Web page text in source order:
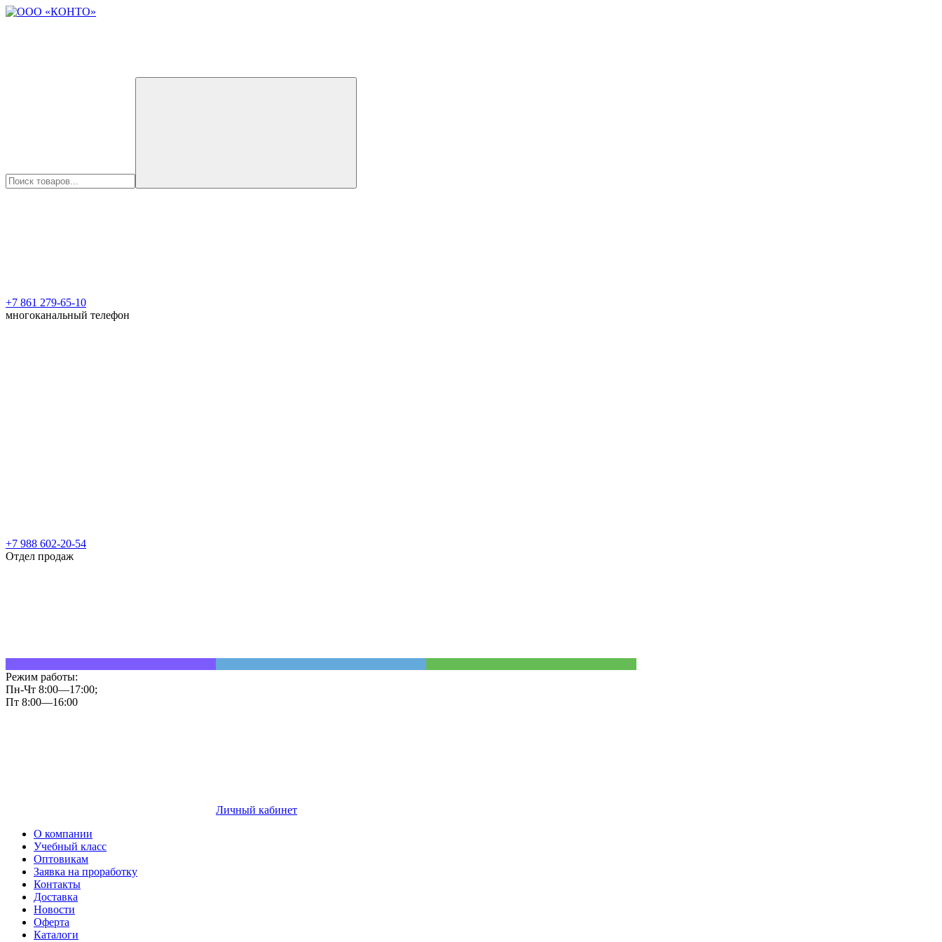
+7 861 279-65-10
многоканальный телефон
+7 988 602-20-54
Отдел продаж
Режим работы:
Пн-Чт 8:00—17:00;
Пт 8:00—16:00
Личный кабинет
О компании
Учебный класс
Оптовикам
Заявка на проработку
Контакты
Доставка
Новости
Оферта
Каталоги